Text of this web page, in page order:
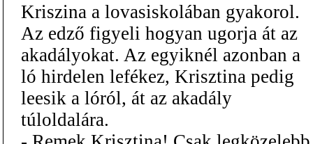
Kriszina a lovasiskolában gyakorol.
Az edző figyeli hogyan ugorja át az
akadályokat. Az egyiknél azonban a
ló hirdelen lefékez, Krisztina pedig
leesik a lóról, át az akadály
túloldalára.